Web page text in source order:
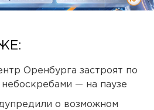
Оренбурга застроят по
— на паузе
о возможном